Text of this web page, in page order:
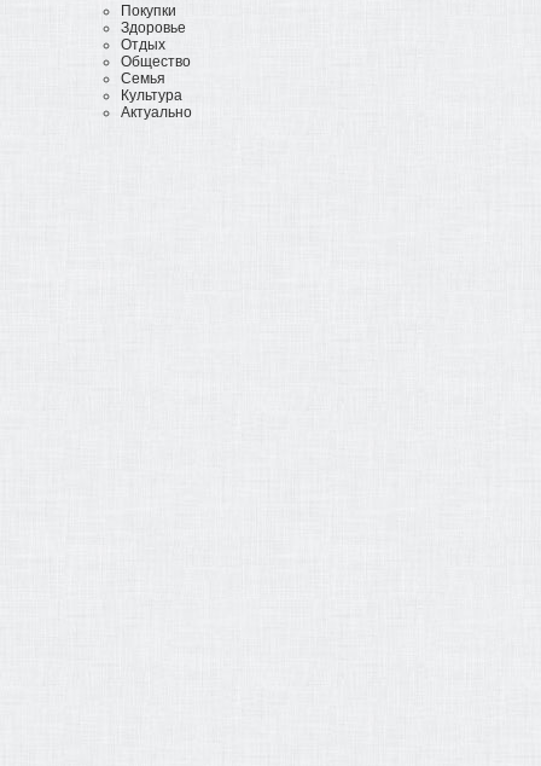
Покупки
Здоровье
Отдых
Общество
Семья
Культура
Актуально